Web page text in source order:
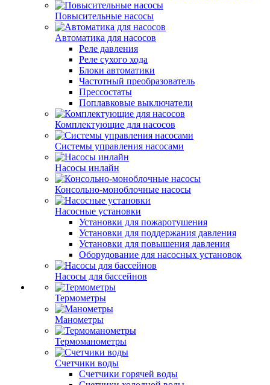
Повысительные насосы
Автоматика для насосов
Реле давления
Реле сухого хода
Блоки автоматики
Частотный преобразователь
Прессостаты
Поплавковые выключатели
Комплектующие для насосов
Системы управления насосами
Насосы инлайн
Консольно-моноблочные насосы
Насосные установки
Установки для пожаротушения
Установки для поддержания давления
Установки для повышения давления
Оборудование для насосных установок
Насосы для бассейнов
Термометры
Манометры
Термоманометры
Счетчики воды
Счетчики горячей воды